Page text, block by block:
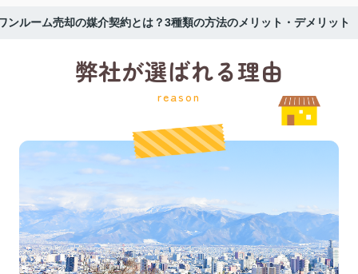
ンルーム売却の媒介契約とは？3種類の方法のメリット・デメリット
弊社が選ばれる理由
reason